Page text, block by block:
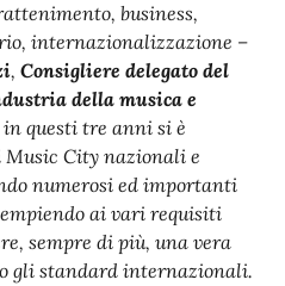
business,
internazionalizzazione –
, Consigliere delegato del
della musica e
questi tre anni si è
City nazionali e
numerosi ed importanti
ai vari requisiti
sempre di più, una vera
gli standard internazionali.